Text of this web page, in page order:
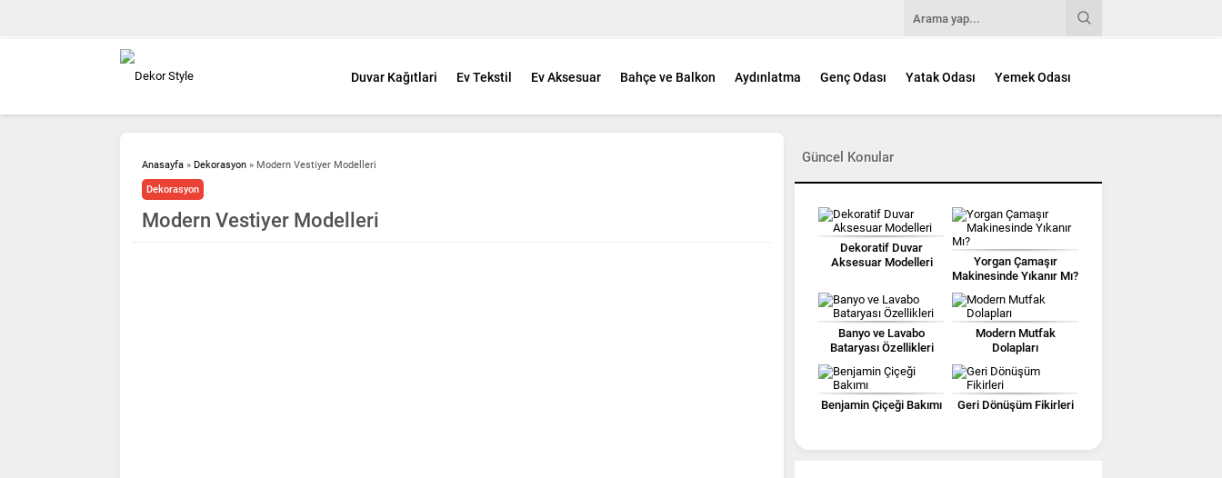
Duvar Kağıtlari Ev Tekstil Ev Aksesuar Bahçe ve Balkon Aydınlatma Genç Odası Yatak Odası Yemek Odası
Anasayfa » Dekorasyon » Modern Vestiyer Modelleri
Dekorasyon
Modern Vestiyer Modelleri
Güncel Konular
Dekoratif Duvar
Aksesuar Modelleri
Yorgan Çamaşır
Makinesinde Yıkanır Mı?
Banyo ve Lavabo
Bataryası Özellikleri
Modern Mutfak
Dolapları
Benjamin Çiçeği Bakımı Geri Dönüşüm Fikirleri